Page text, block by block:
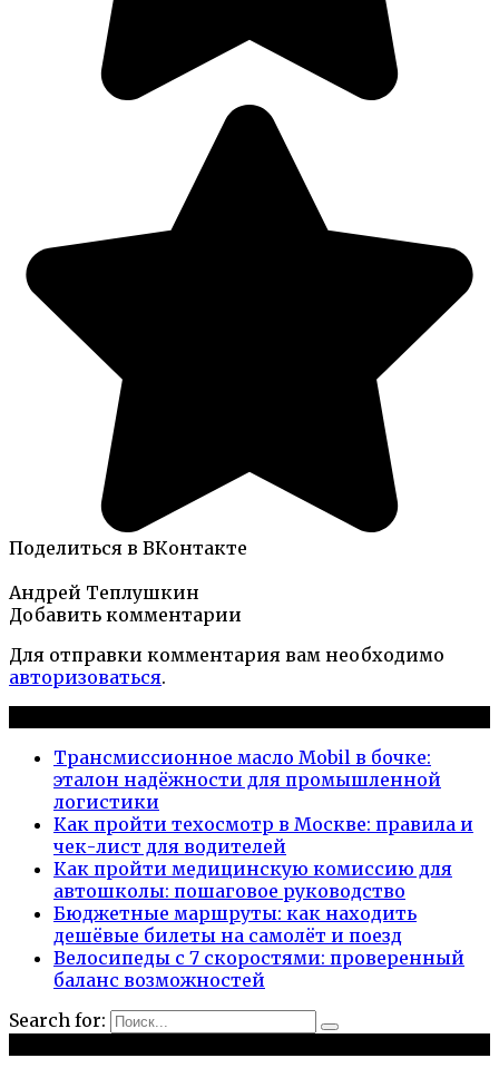
Поделиться в ВКонтакте
Андрей Теплушкин
Добавить комментарии
Для отправки комментария вам необходимо
авторизоваться.
Трансмиссионное масло Mobil в бочке:
эталон надёжности для промышленной
логистики
Как пройти техосмотр в Москве: правила и
чек-лист для водителей
Как пройти медицинскую комиссию для
автошколы: пошаговое руководство
Бюджетные маршруты: как находить
дешёвые билеты на самолёт и поезд
Велосипеды с 7 скоростями: проверенный
баланс возможностей
Search for: